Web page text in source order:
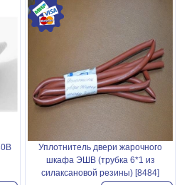
Уплотнитель двери жарочного
шкафа ЭШВ (трубка 6*1 из
силаксановой резины) [8484]